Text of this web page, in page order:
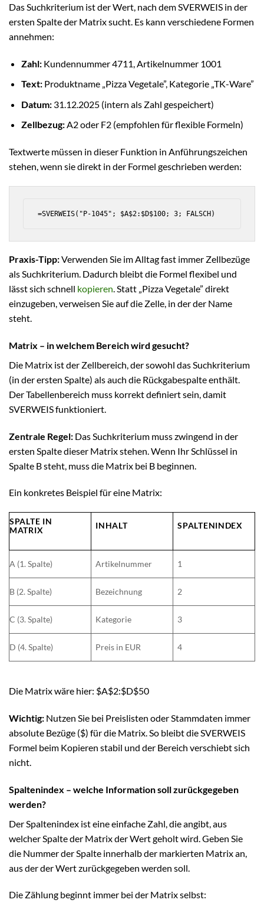
Das Suchkriterium ist der Wert, nach dem SVERWEIS in der
ersten Spalte der Matrix sucht. Es kann verschiedene Formen
annehmen:
Zahl:Kundennummer 4711, Artikelnummer 1001
Text:Produktname „Pizza Vegetale”, Kategorie „TK-Ware”
Datum:31.12.2025 (intern als Zahl gespeichert)
Zellbezug:A2 oder F2 (empfohlen für flexible Formeln)
Textwerte müssen in dieser Funktion in Anführungszeichen
stehen, wenn sie direkt in der Formel geschrieben werden:
=SVERWEIS("P-1045"; $A$2:$D$100; 3; FALSCH)
Praxis-Tipp:Verwenden Sie im Alltag fast immer Zellbezüge
als Suchkriterium. Dadurch bleibt die Formel flexibel und
lässt sich schnell kopieren. Statt „Pizza Vegetale” direkt
einzugeben, verweisen Sie auf die Zelle, in der der Name
steht.
Matrix – in welchem Bereich wird gesucht?
Die Matrix ist der Zellbereich, der sowohl das Suchkriterium
(in der ersten Spalte) als auch die Rückgabespalte enthält.
Der Tabellenbereich muss korrekt definiert sein, damit
SVERWEIS funktioniert.
Zentrale Regel: Das Suchkriterium muss zwingend in der
ersten Spalte dieser Matrix stehen. Wenn Ihr Schlüssel in
Spalte B steht, muss die Matrix bei B beginnen.
Ein konkretes Beispiel für eine Matrix:
SPALTE IN
MATRIX
INHALT SPALTENINDEX
A (1. Spalte) Artikelnummer 1
B (2. Spalte) Bezeichnung 2
C (3. Spalte) Kategorie 3
D (4. Spalte) Preis in EUR 4
Die Matrix wäre hier: $A$2:$D$50
Wichtig: Nutzen Sie bei Preislisten oder Stammdaten immer
absolute Bezüge ($) für die Matrix. So bleibt die SVERWEIS
Formel beim Kopieren stabil und der Bereich verschiebt sich
nicht.
Spaltenindex – welche Information soll zurückgegeben
werden?
Der Spaltenindex ist eine einfache Zahl, die angibt, aus
welcher Spalte der Matrix der Wert geholt wird. Geben Sie
die Nummer der Spalte innerhalb der markierten Matrix an,
aus der der Wert zurückgegeben werden soll.
Die Zählung beginnt immer bei der Matrix selbst: